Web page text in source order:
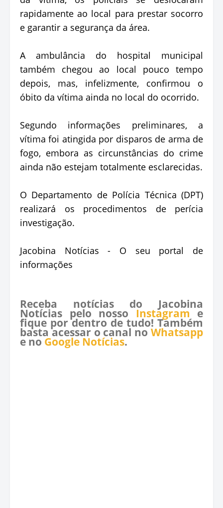
rapidamente ao local para prestar socorro
e garantir a segurança da área.
A ambulância do hospital municipal
também chegou ao local pouco tempo
depois, mas, infelizmente, confirmou o
óbito da vítima ainda no local do ocorrido.
Segundo informações preliminares, a
vítima foi atingida por disparos de arma de
fogo, embora as circunstâncias do crime
ainda não estejam totalmente esclarecidas.
O Departamento de Polícia Técnica (DPT)
realizará os procedimentos de perícia
investigação.
Jacobina Notícias - O seu portal de
informações
Receba notícias do Jacobina
Notícias pelo nosso Instagram e
fique por dentro de tudo! Também
basta acessar o canal no Whatsapp
e no Google Notícias.